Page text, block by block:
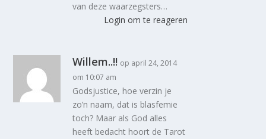
van deze waarzegsters…
Login om te reageren
Willem..!! op april 24, 2014
om 10:07 am
Godsjustice, hoe verzin je
zo’n naam, dat is blasfemie
toch? Maar als God alles
heeft bedacht hoort de Tarot